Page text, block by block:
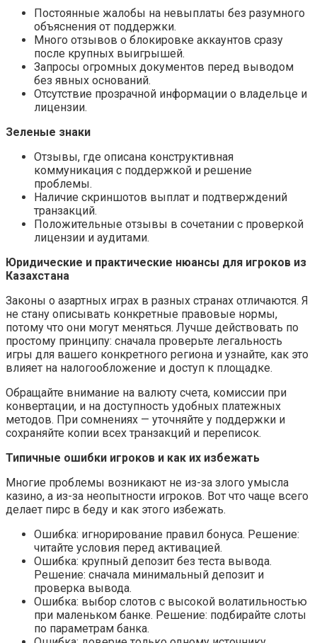
Постоянные жалобы на невыплаты без разумного
объяснения от поддержки.
Много отзывов о блокировке аккаунтов сразу
после крупных выигрышей.
Запросы огромных документов перед выводом
без явных оснований.
Отсутствие прозрачной информации о владельце и
лицензии.
Зеленые знаки
Отзывы, где описана конструктивная
коммуникация с поддержкой и решение
проблемы.
Наличие скриншотов выплат и подтверждений
транзакций.
Положительные отзывы в сочетании с проверкой
лицензии и аудитами.
Юридические и практические нюансы для игроков из
Казахстана
Законы о азартных играх в разных странах отличаются. Я
не стану описывать конкретные правовые нормы,
потому что они могут меняться. Лучше действовать по
простому принципу: сначала проверьте легальность
игры для вашего конкретного региона и узнайте, как это
влияет на налогообложение и доступ к площадке.
Обращайте внимание на валюту счета, комиссии при
конвертации, и на доступность удобных платежных
методов. При сомнениях — уточняйте у поддержки и
сохраняйте копии всех транзакций и переписок.
Типичные ошибки игроков и как их избежать
Многие проблемы возникают не из-за злого умысла
казино, а из-за неопытности игроков. Вот что чаще всего
делает пирс в беду и как этого избежать.
Ошибка: игнорирование правил бонуса. Решение:
читайте условия перед активацией.
Ошибка: крупный депозит без теста вывода.
Решение: сначала минимальный депозит и
проверка вывода.
Ошибка: выбор слотов с высокой волатильностью
при маленьком банке. Решение: подбирайте слоты
по параметрам банка.